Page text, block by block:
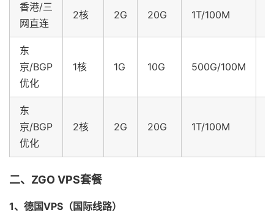
香港/三
网直连
2核 2G 20G 1T/100M
东
京/BGP
优化
1核 1G 10G 500G/100M
东
京/BGP
优化
2核 2G 20G 1T/100M
二、ZGO VPS套餐
1、德国VPS（国际线路）